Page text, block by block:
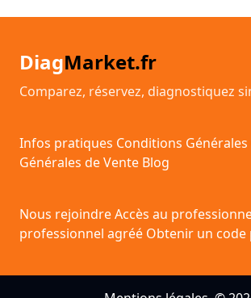
DiagMarket.fr
Comparez, réservez, diagnostiquez
Infos pratiques Conditions Générales
Générales de Vente Blog
Nous rejoindreAccès au
professionnel agréé Obtenir un code